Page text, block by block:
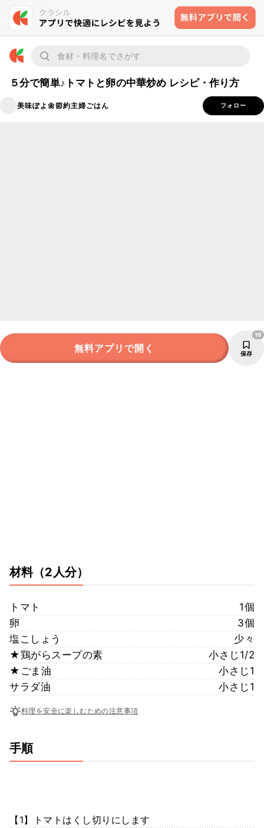
５分で簡単♪トマトと卵の中華炒め レシピ・作り方
美味ぽよ🌼節約主婦ごはん フォロー
無料アプリで開く 保存
16
材料（2人分）
トマト
1個
卵
3個
塩こしょう
少々
★鶏がらスープの素
小さじ1/2
★ごま油
小さじ1
サラダ油
小さじ1
料理を安全に楽しむための注意事項
手順
【1】トマトはくし切りにします